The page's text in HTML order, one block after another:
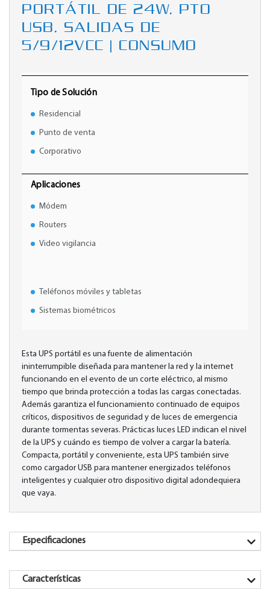
PORTÁTIL DE 24W, PTO
USB, SALIDAS DE
5/9/12VCC | CONSUMO
Tipo de Solución
Residencial
Punto de venta
Corporativo
Aplicaciones
Módem
Routers
Video vigilancia
Teléfonos móviles y tabletas
Sistemas biométricos
Esta UPS portátil es una fuente de alimentación
ininterrumpible diseñada para mantener la red y la internet
funcionando en el evento de un corte eléctrico, al mismo
tiempo que brinda protección a todas las cargas conectadas.
Además garantiza el funcionamiento continuado de equipos
críticos, dispositivos de seguridad y de luces de emergencia
durante tormentas severas. Prácticas luces LED indican el nivel
de la UPS y cuándo es tiempo de volver a cargar la batería.
Compacta, portátil y conveniente, esta UPS también sirve
como cargador USB para mantener energizados teléfonos
inteligentes y cualquier otro dispositivo digital adondequiera
que vaya.
Especificaciones
Características